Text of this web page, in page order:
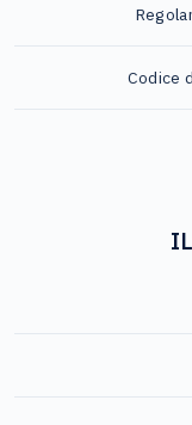
Codice